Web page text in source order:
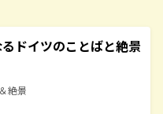
ドイツのことばと絶景
絶景